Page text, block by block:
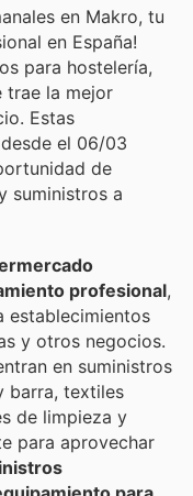
en Makro, tu
en España!
para hostelería,
trae la mejor
Estas
el 06/03
de
suministros a
profesional,
establecimientos
y otros negocios.
en suministros
barra, textiles
de limpieza y
para aprovechar